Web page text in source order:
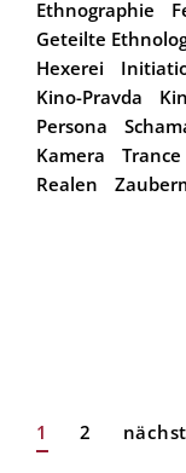
Ethnographie
Geteilte
Hexerei
Kino-Pravda
Persona
Kamera
Trance
Realen
Aktuelle
1 Page
2